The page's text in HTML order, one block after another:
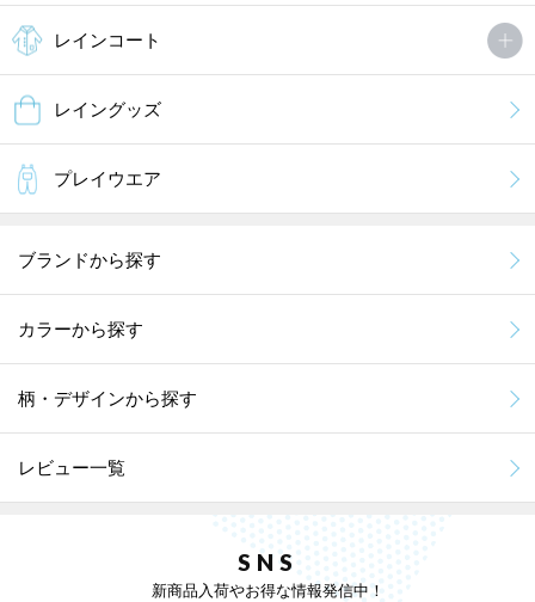
レインコート
レイングッズ
プレイウエア
ブランドから探す
カラーから探す
柄・デザインから探す
レビュー一覧
SNS
新商品入荷やお得な情報発信中！